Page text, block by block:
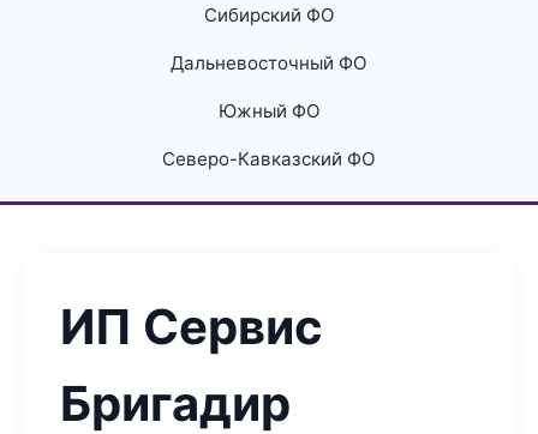
Сибирский ФО
Дальневосточный ФО
Южный ФО
Северо-Кавказский ФО
ИП Сервис
Бригадир